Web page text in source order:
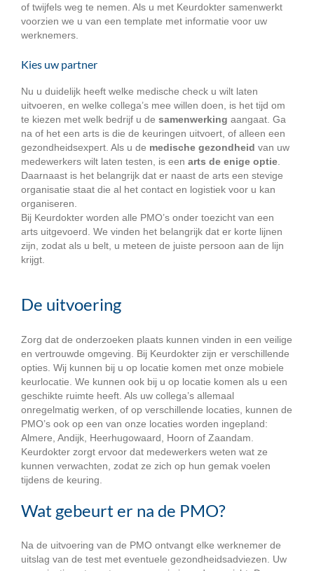
of twijfels weg te nemen. Als u met Keurdokter samenwerkt
voorzien we u van een template met informatie voor uw
werknemers.
Kies uw partner
Nu u duidelijk heeft welke medische check u wilt laten
uitvoeren, en welke collega’s mee willen doen, is het tijd om
te kiezen met welk bedrijf u de samenwerking aangaat. Ga
na of het een arts is die de keuringen uitvoert, of alleen een
gezondheidsexpert. Als u de medische gezondheid van uw
medewerkers wilt laten testen, is een arts de enige optie.
Daarnaast is het belangrijk dat er naast de arts een stevige
organisatie staat die al het contact en logistiek voor u kan
organiseren.
Bij Keurdokter worden alle PMO’s onder toezicht van een
arts uitgevoerd. We vinden het belangrijk dat er korte lijnen
zijn, zodat als u belt, u meteen de juiste persoon aan de lijn
krijgt.
De uitvoering
Zorg dat de onderzoeken plaats kunnen vinden in een veilige
en vertrouwde omgeving. Bij Keurdokter zijn er verschillende
opties. Wij kunnen bij u op locatie komen met onze mobiele
keurlocatie. We kunnen ook bij u op locatie komen als u een
geschikte ruimte heeft. Als uw collega’s allemaal
onregelmatig werken, of op verschillende locaties, kunnen de
PMO’s ook op een van onze locaties worden ingepland:
Almere, Andijk, Heerhugowaard, Hoorn of Zaandam.
Keurdokter zorgt ervoor dat medewerkers weten wat ze
kunnen verwachten, zodat ze zich op hun gemak voelen
tijdens de keuring.
Wat gebeurt er na de PMO?
Na de uitvoering van de PMO ontvangt elke werknemer de
uitslag van de test met eventuele gezondheidsadviezen. Uw